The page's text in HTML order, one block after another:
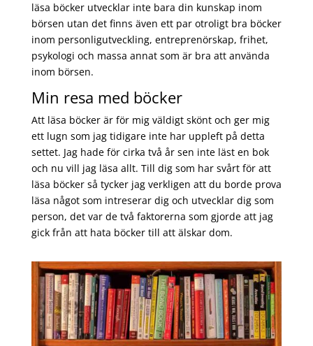
läsa böcker utvecklar inte bara din kunskap inom
börsen utan det finns även ett par otroligt bra böcker
inom personligutveckling, entreprenörskap, frihet,
psykologi och massa annat som är bra att använda
inom börsen.
Min resa med böcker
Att läsa böcker är för mig väldigt skönt och ger mig
ett lugn som jag tidigare inte har uppleft på detta
settet. Jag hade för cirka två år sen inte läst en bok
och nu vill jag läsa allt. Till dig som har svårt för att
läsa böcker så tycker jag verkligen att du borde prova
läsa något som intreserar dig och utvecklar dig som
person, det var de två faktorerna som gjorde att jag
gick från att hata böcker till att älskar dom.